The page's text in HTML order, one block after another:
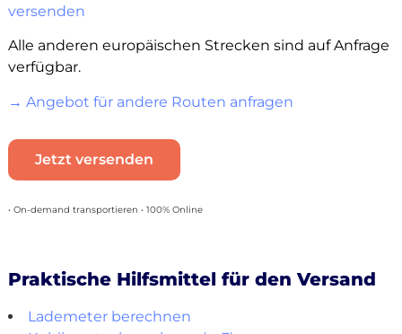
versenden
Alle anderen europäischen Strecken sind auf Anfrage
verfügbar.
→ Angebot für andere Routen anfragen
Jetzt versenden
• On-demand transportieren • 100% Online
Praktische Hilfsmittel für den Versand
Lademeter berechnen